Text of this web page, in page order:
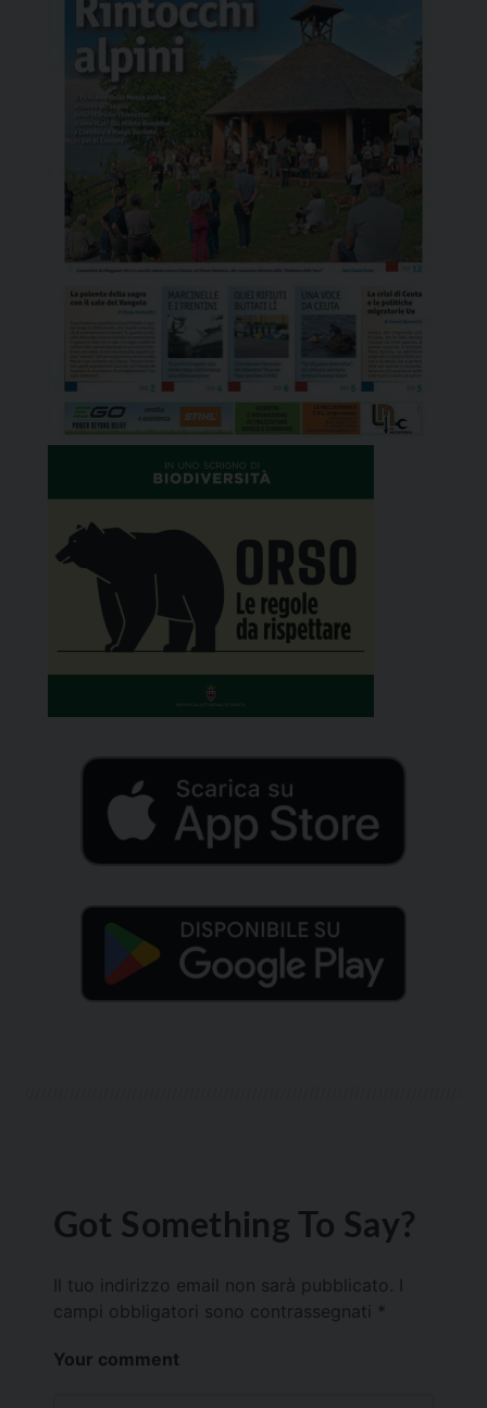
Got Something To Say?
Il tuo indirizzo email non sarà pubblicato.
campi obbligatori sono contrassegnati *
Your comment